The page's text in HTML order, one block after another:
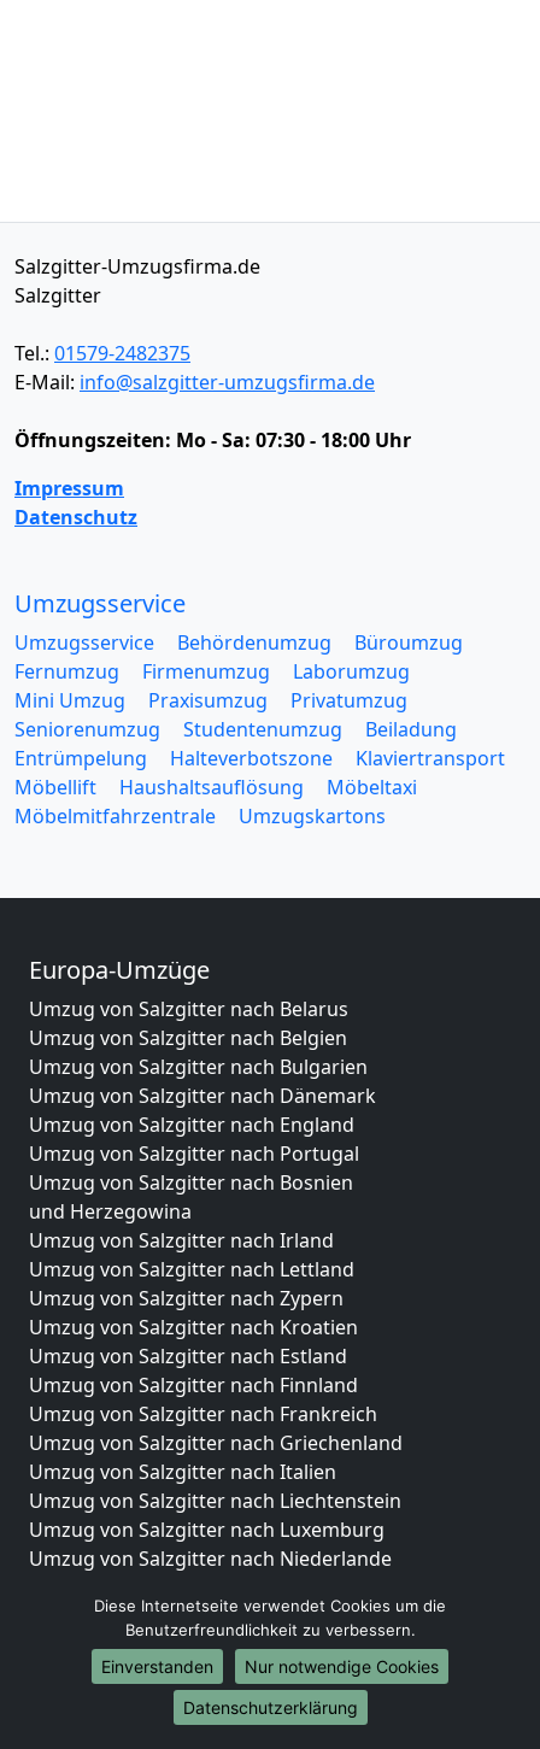
Salzgitter-Umzugsfirma.de
Salzgitter
Tel.: 01579-2482375
E-Mail: info@salzgitter-umzugsfirma.de
Öffnungszeiten: Mo - Sa: 07:30 - 18:00 Uhr
Impressum
Datenschutz
Umzugsservice
Umzugsservice Behördenumzug
Büroumzug
Fernumzug
Firmenumzug
Laborumzug
Mini Umzug
Praxisumzug
Privatumzug
Seniorenumzug
Studentenumzug
Beiladung
Entrümpelung
Halteverbotszone
Klaviertransport
Möbellift
Haushaltsauflösung
Möbeltaxi
Möbelmitfahrzentrale
Umzugskartons
Europa-Umzüge
Umzug von Salzgitter nach Belarus
Umzug von Salzgitter nach Belgien
Umzug von Salzgitter nach Bulgarien
Umzug von Salzgitter nach Dänemark
Umzug von Salzgitter nach England
Umzug von Salzgitter nach Portugal
Umzug von Salzgitter nach Bosnien
und Herzegowina
Umzug von Salzgitter nach Irland
Umzug von Salzgitter nach Lettland
Umzug von Salzgitter nach Zypern
Umzug von Salzgitter nach Kroatien
Umzug von Salzgitter nach Estland
Umzug von Salzgitter nach Finnland
Umzug von Salzgitter nach Frankreich
Umzug von Salzgitter nach Griechenland
Umzug von Salzgitter nach Italien
Umzug von Salzgitter nach Liechtenstein
Umzug von Salzgitter nach Luxemburg
Umzug von Salzgitter nach Niederlande
Umzüge-Deutschlandweit
Umzug von Salzgitter nach Berlin
Umzug von Salzgitter nach Hamburg
Umzug von Salzgitter nach München
Diese Internetseite verwendet Cookies um die
Benutzerfreundlichkeit zu verbessern.
Einverstanden
Nur notwendige Cookies
Datenschutzerklärung